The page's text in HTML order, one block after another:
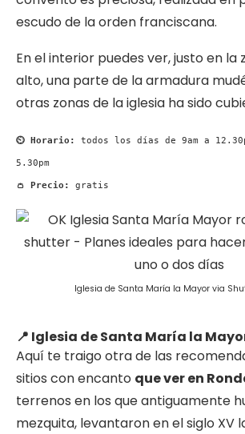
escudo de la orden franciscana.
En el interior puedes ver, justo en la
alto, una parte de la armadura
otras zonas de la iglesia ha sido
⏲ Horario: todos los días de 9am a
5.30pm
👛 Precio: gratis
Iglesia de Santa María la Mayor via
📍 Iglesia de Santa María la
Aquí te traigo otra de las
sitios con encanto que ver en
terrenos en los que antiguamente
mezquita, levantaron en el siglo XV